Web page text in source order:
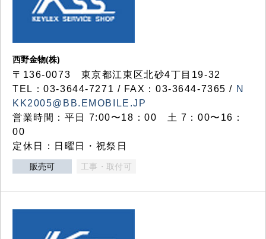
西野金物(株)
〒136-0073 東京都江東区北砂4丁目19-32
TEL：03‐3644‐7271 / FAX：03-3644-7365 / N
KK2005@BB.EMOBILE.JP
営業時間：平日 7:00〜18：00 土 7：00〜16：
00
定休日：日曜日・祝祭日
販売可 工事・取付可